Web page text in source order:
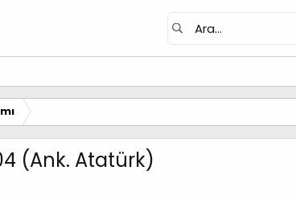
(Ank. Atatürk)